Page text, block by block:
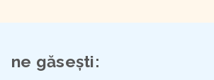
ne găsești: